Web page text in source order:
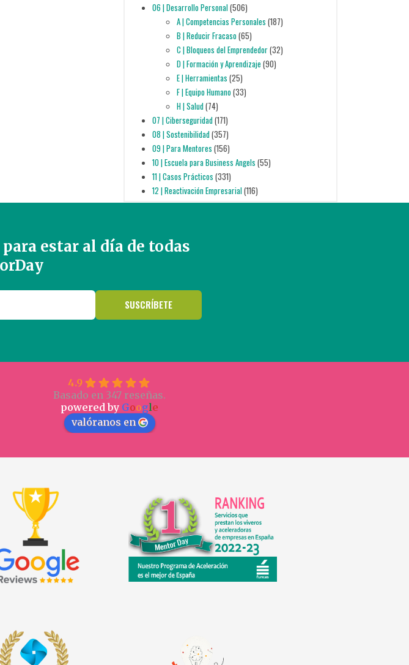
06 | Desarrollo Personal(506)
A | Competencias Personales (187)
B | Reducir Fracaso(65)
C | Bloqueos del Emprendedor(32)
D | Formación y Aprendizaje (90)
E | Herramientas (25)
F | Equipo Humano(33)
H | Salud(74)
07 | Ciberseguridad(171)
08 | Sostenibilidad(357)
09 | Para Mentores (156)
10 | Escuela para Business Angels (55)
11 | Casos Prácticos (331)
12 | Reactivación Empresarial(116)
estar al día de todas
4.9
Basado en 347 reseñas.
powered by Google
valóranos en